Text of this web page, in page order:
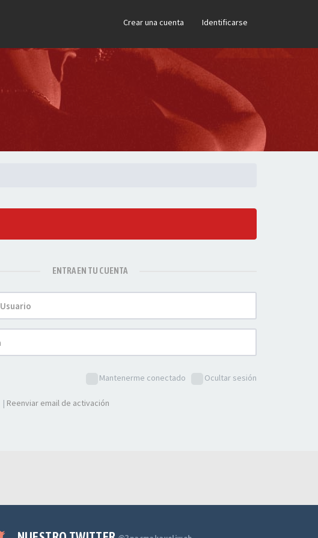
Crear una cuenta Identificarse
ENTRA EN TU CUENTA
Mantenerme conectado Ocultar sesión
| Reenviar email de activación